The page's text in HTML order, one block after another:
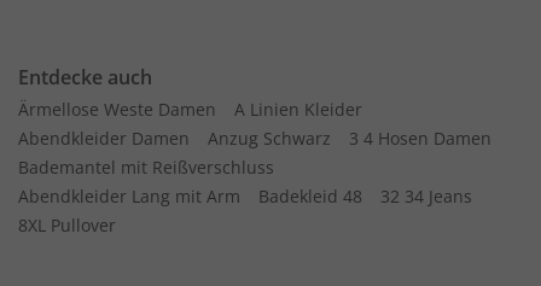
Entdecke auch
Ärmellose Weste Damen
A Linien Kleider
Abendkleider Damen
Anzug Schwarz
3 4 Hosen Damen
Bademantel mit Reißverschluss
Abendkleider Lang mit Arm
Badekleid 48
32 34 Jeans
8XL Pullover